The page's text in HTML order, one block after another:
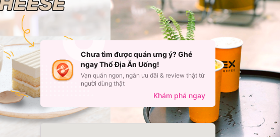
Chưa tìm được quán ưng ý? Ghé
ngay Thổ Địa Ăn Uống!
Vạn quán ngon, ngàn ưu đãi & review thật từ
người dùng thật
Khám phá ngay